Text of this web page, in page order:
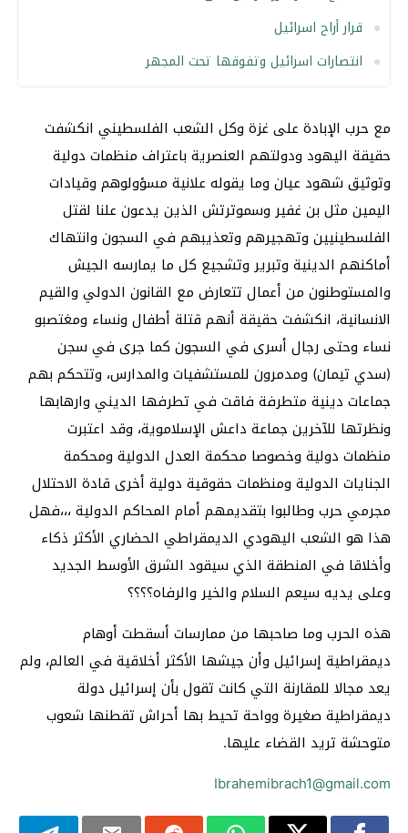
قرار أراح اسرائيل
انتصارات اسرائيل وتفوقها تحت المجهر
مع حرب الإبادة على غزة وكل الشعب الفلسطيني انكشفت
حقيقة اليهود ودولتهم العنصرية باعتراف منظمات دولية
وتوثيق شهود عيان وما يقوله علانية مسؤولوهم وقيادات
اليمين مثل بن غفير وسموترتش الذين يدعون علنا لقتل
الفلسطينيين وتهجيرهم وتعذيبهم في السجون وانتهاك
أماكنهم الدينية وتبرير وتشجيع كل ما يمارسه الجيش
والمستوطنون من أعمال تتعارض مع القانون الدولي والقيم
الانسانية، انكشفت حقيقة أنهم قتلة أطفال ونساء ومغتصبو
نساء وحتى رجال أسرى في السجون كما جرى في سجن
(سدي تيمان) ومدمرون للمستشفيات والمدارس، وتتحكم بهم
جماعات دينية متطرفة فاقت في تطرفها الديني وارهابها
ونظرتها للآخرين جماعة داعش الإسلاموية، وقد اعتبرت
منظمات دولية وخصوصا محكمة العدل الدولية ومحكمة
الجنايات الدولية ومنظمات حقوقية دولية أخرى قادة الاحتلال
مجرمي حرب وطالبوا بتقديمهم أمام المحاكم الدولية ،،،فهل
هذا هو الشعب اليهودي الديمقراطي الحضاري الأكثر ذكاء
وأخلاقا في المنطقة الذي سيقود الشرق الأوسط الجديد
وعلى يديه سيعم السلام والخير والرفاه؟؟؟؟
هذه الحرب وما صاحبها من ممارسات أسقطت أوهام
ديمقراطية إسرائيل وأن جيشها الأكثر أخلاقية في العالم، ولم
يعد مجالا للمقارنة التي كانت تقول بأن إسرائيل دولة
ديمقراطية صغيرة وواحة تحيط بها أحراش تقطنها شعوب
متوحشة تريد القضاء عليها.
Ibrahemibrach1@gmail.com